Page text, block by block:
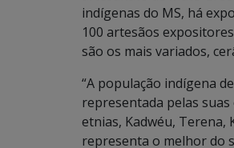
indígenas do MS, há
100 artesãos
são os mais variados,
“A população indígena
representada pelas
etnias, Kadwéu, Terena,
representa o melhor do